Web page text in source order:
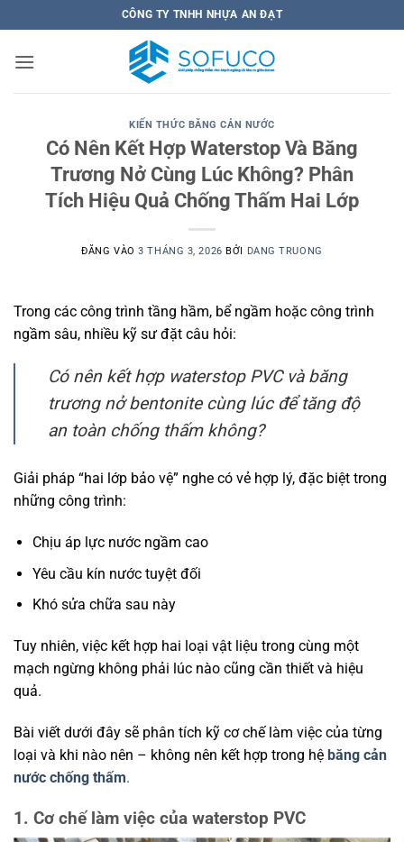
qua
nội
CÔNG TY TNHH NHỰA AN ĐẠT
KIẾN THỨC BĂNG CẢN NƯỚC
Có Nên Kết Hợp Waterstop Và Băng
Trương Nở Cùng Lúc Không? Phân
Tích Hiệu Quả Chống Thấm Hai Lớp
ĐĂNG VÀO3 THÁNG 3, 2026 BỞI DANG TRUONG
Trong các công trình tầng hầm, bể ngầm hoặc công trình
ngầm sâu, nhiều kỹ sư đặt câu hỏi:
Có nên kết hợp waterstop PVC và băng
trương nở bentonite cùng lúc để tăng độ
an toàn chống thấm không?
Giải pháp “hai lớp bảo vệ” nghe có vẻ hợp lý, đặc biệt trong
những công trình:
Chịu áp lực nước ngầm cao
Yêu cầu kín nước tuyệt đối
Khó sửa chữa sau này
Tuy nhiên, việc kết hợp hai loại vật liệu trong cùng một
mạch ngừng không phải lúc nào cũng cần thiết và hiệu
quả.
Bài viết dưới đây sẽ phân tích kỹ cơ chế làm việc của từng
loại và khi nào nên – không nên kết hợp trong hệ băng cản
nước chống thấm.
1. Cơ chế làm việc của waterstop PVC